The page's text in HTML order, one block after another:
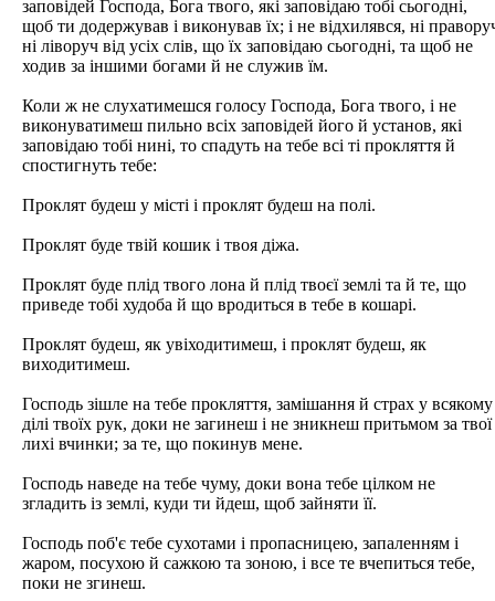
заповідей Господа, Бога твого, які заповідаю тобі сьогодні,
щоб ти додержував і виконував їх; і не відхилявся, ні
ні ліворуч від усіх слів, що їх заповідаю сьогодні, та щоб не
ходив за іншими богами й не служив їм.
Коли ж не слухатимешся голосу Господа, Бога твого, і не
виконуватимеш пильно всіх заповідей його й установ, які
заповідаю тобі нині, то спадуть на тебе всі ті прокляття й
спостигнуть тебе:
Проклят будеш у місті і проклят будеш на полі.
Проклят буде твій кошик і твоя діжа.
Проклят буде плід твого лона й плід твоєї землі та й те, що
приведе тобі худоба й що вродиться в тебе в кошарі.
Проклят будеш, як увіходитимеш, і проклят будеш, як
виходитимеш.
Господь зішле на тебе прокляття, замішання й страх у всякому
ділі твоїх рук, доки не загинеш і не зникнеш притьмом за твої
лихі вчинки; за те, що покинув мене.
Господь наведе на тебе чуму, доки вона тебе цілком не
згладить із землі, куди ти йдеш, щоб зайняти її.
Господь поб'є тебе сухотами і пропасницею, запаленням і
жаром, посухою й сажкою та зоною, і все те вчепиться тебе,
поки не згинеш.